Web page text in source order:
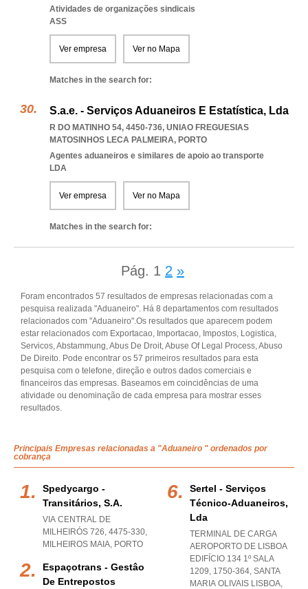
Atividades de organizações sindicais
ASS
Ver empresa Ver no Mapa
Matches in the search for:
S.a.e. - Serviços Aduaneiros E Estatística, Lda
R DO MATINHO 54, 4450-736, UNIAO FREGUESIAS
MATOSINHOS LECA PALMEIRA, PORTO
Agentes aduaneiros e similares de apoio ao transporte
LDA
Ver empresa Ver no Mapa
Matches in the search for:
Pág. 1 2 »
Foram encontrados 57 resultados de empresas relacionadas com a
pesquisa realizada "Aduaneiro". Há 8 departamentos com resultados
relacionados com "Aduaneiro".Os resultados que aparecem podem
estar relacionados com Exportacao, Importacao, Impostos, Logistica,
Servicos, Abstammung, Abus De Droit, Abuse Of Legal Process, Abuso
De Direito. Pode encontrar os 57 primeiros resultados para esta
pesquisa com o telefone, direção e outros dados comerciais e
financeiros das empresas. Baseamos em coincidências de uma
atividade ou denominação de cada empresa para mostrar esses
resultados.
Principais Empresas relacionadas a "Aduaneiro " ordenados por
cobrança
Spedycargo -
Transitários, S.a.
VIA CENTRAL DE
MILHEIRÓS 726, 4475-330,
MILHEIROS MAIA, PORTO
Espaçotrans - Gestâo
De Entrepostos
Sertel - Serviços
Técnico-Aduaneiros,
Lda
TERMINAL DE CARGA
AEROPORTO DE LISBOA
EDIFÍCIO 134 1º SALA
1209, 1750-364, SANTA
MARIA OLIVAIS LISBOA,